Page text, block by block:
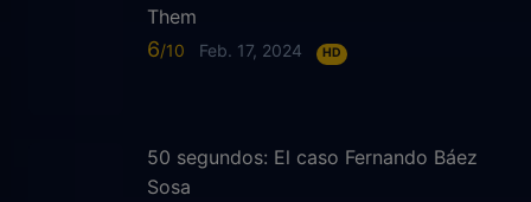
Them
6 Feb. 17, 2024 HD
50 segundos: El caso Fernando Báez
Sosa